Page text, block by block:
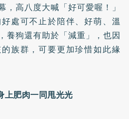
，高八度大喊「好可愛喔！」
處可不止於陪伴、好萌、溫
養狗還有助於「減重」，也因
族群，可要更加珍惜如此緣
肥肉一同甩光光